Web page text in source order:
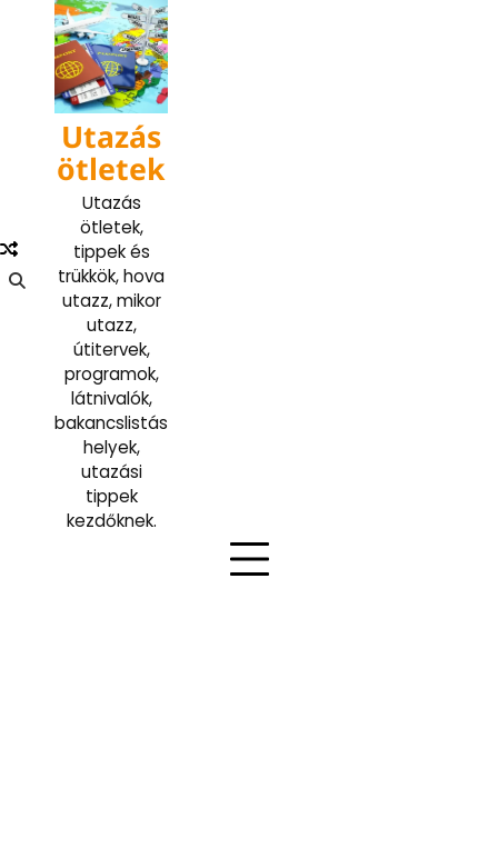
content
Utazás
ötletek
Utazás
ötletek,
tippek és
trükkök, hova
utazz, mikor
utazz,
útitervek,
programok,
látnivalók,
bakancslistás
helyek,
utazási
tippek
kezdőknek.